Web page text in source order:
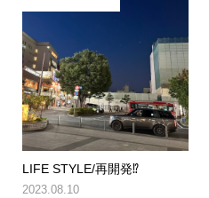
LIFE STYLE/再開発⁉️
2023.08.10